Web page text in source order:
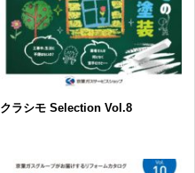
クラシモ Selection Vol.8